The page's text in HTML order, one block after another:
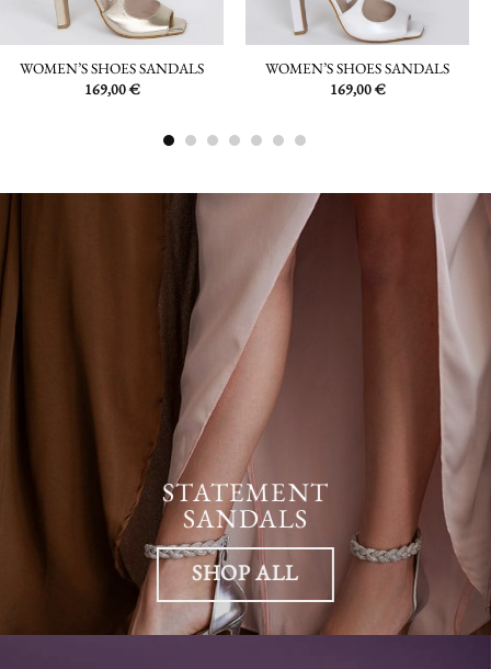
WOMEN’S SHOES SANDALS
169,00€
WOMEN’S SHOES SANDALS
169,00€
STATEMENT
SANDALS
SHOP ALL